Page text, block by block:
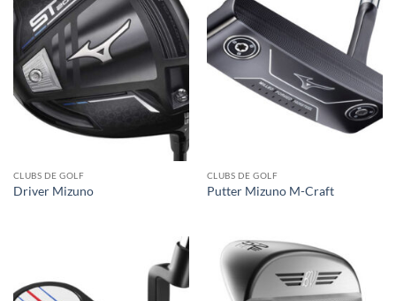
CLUBS DE GOLF
Driver Mizuno
CLUBS DE GOLF
Putter Mizuno M-Craft